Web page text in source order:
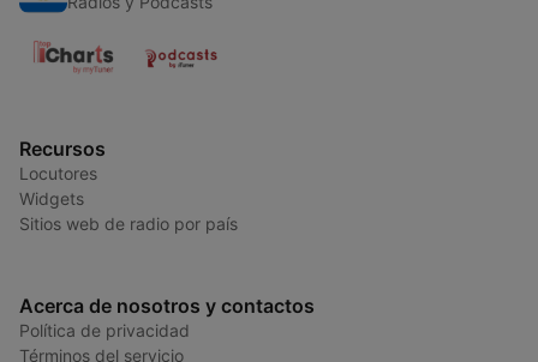
Recursos
Locutores
Widgets
Sitios web de radio por país
Acerca de nosotros y contactos
Política de privacidad
Términos del servicio